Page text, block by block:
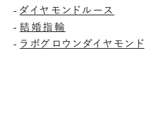
-ダイヤモンドルース
-結婚指輪
- ラボグロウンダイヤモンド